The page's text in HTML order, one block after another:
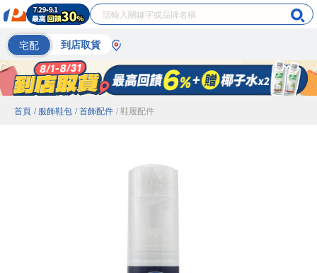
宅配 到店取貨
首頁 / 服飾鞋包 / 首飾配件 / 鞋履配件